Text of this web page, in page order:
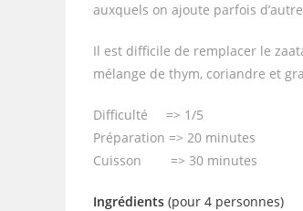
auxquels on ajoute parfois
Il est difficile de remplacer le
mélange de thym, coriandre et
Difficulté => 1/5
Préparation => 20 minutes
Cuisson => 30 minutes
Ingrédients (pour 4 personnes)